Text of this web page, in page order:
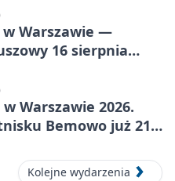
Warszawie —
16 sierpnia
Warszawie 2026.
Bemowo już 21
Kolejne wydarzenia